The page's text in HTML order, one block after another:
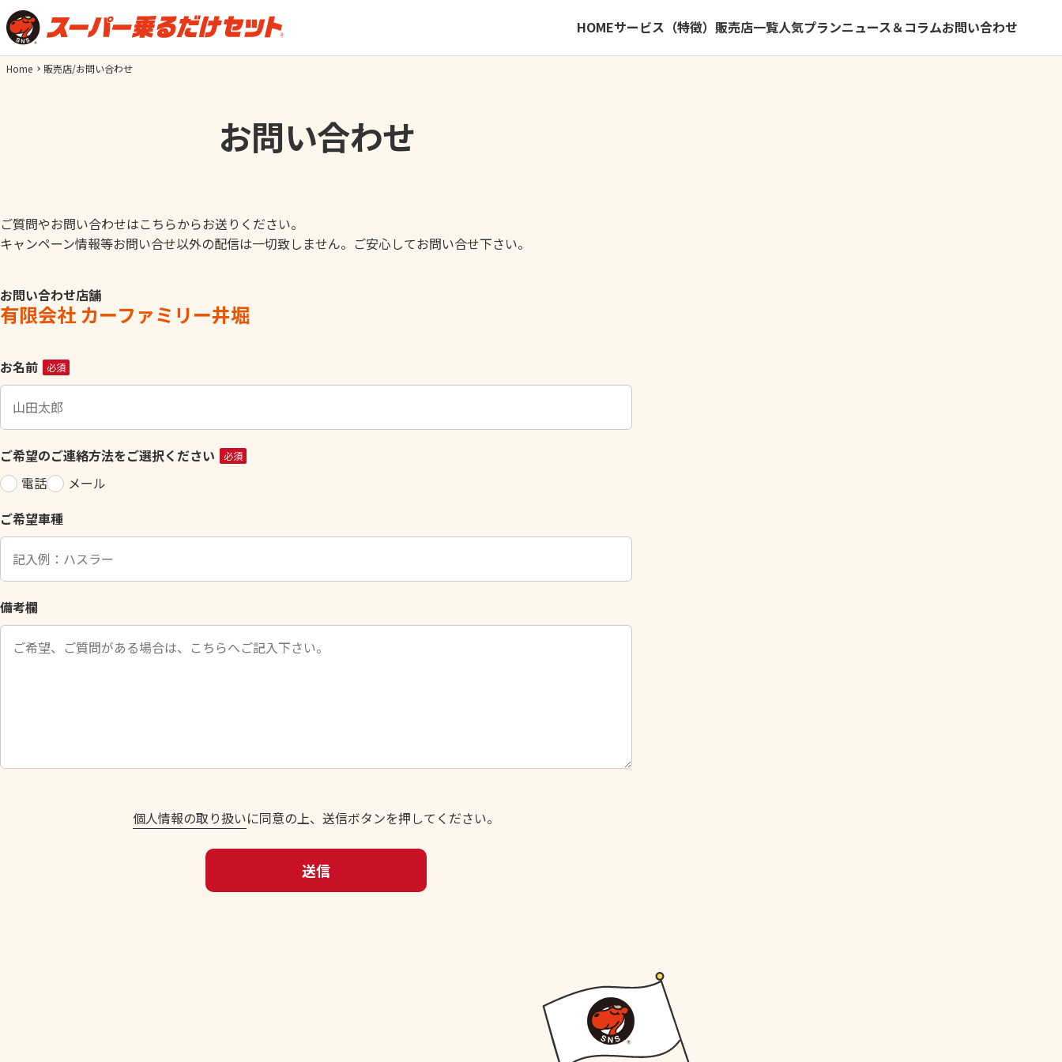
HOMEサービス（特徴） 販売店一覧人気プランニュース＆コラムお問い合わせ
Home 販売店/お問い合わせ
お問い合わせ
ご質問やお問い合わせはこちらからお送りください。
キャンペーン情報等お問い合せ以外の配信は一切致しません。ご安心してお問い合せ下さい。
お問い合わせ店舗
有限会社 カーファミリー井堀
こ
の
ィ
ー
ル
ド
空
の
ま
に
し
お名前 必須
ご希望のご連絡方法をご選択ください 必須
電話
メール
ご希望車種
備考欄
個人情報の取り扱いに同意の上、送信ボタンを押してください。